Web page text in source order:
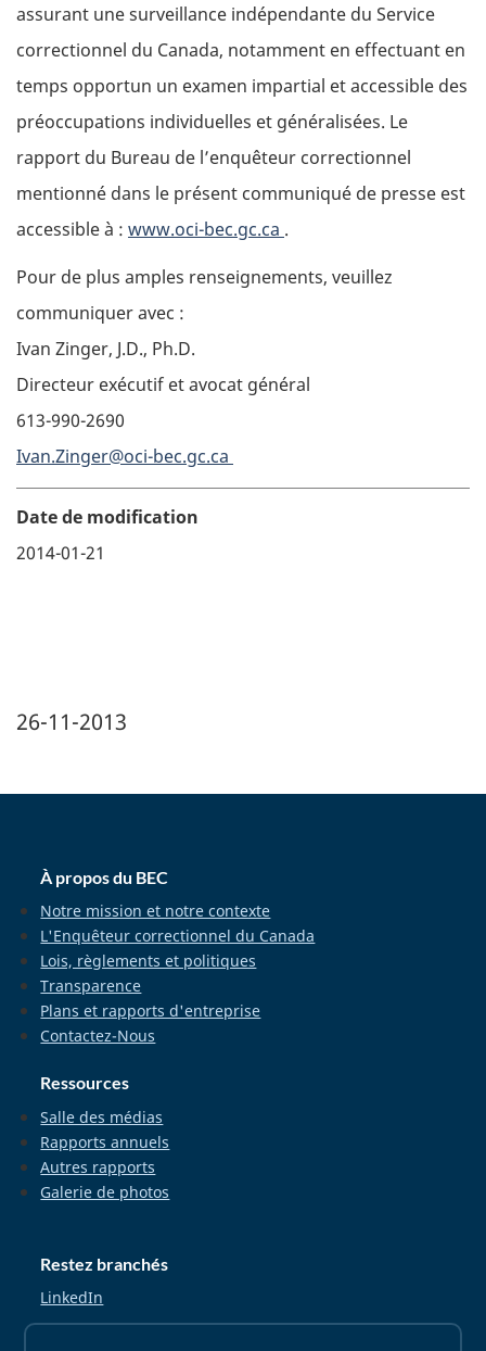
assurant une surveillance indépendante du Service
correctionnel du Canada, notamment en effectuant en
temps opportun un examen impartial et accessible des
préoccupations individuelles et généralisées. Le
rapport du Bureau de l’enquêteur correctionnel
mentionné dans le présent communiqué de presse est
accessible à : www.oci-bec.gc.ca .
Pour de plus amples renseignements, veuillez
communiquer avec :
Ivan Zinger, J.D., Ph.D.
Directeur exécutif et avocat général
613-990-2690
Ivan.Zinger@oci-bec.gc.ca
Date de modification
2014-01-21
Banner Image
26-11-2013
À propos du BEC
Notre mission et notre contexte
L'Enquêteur correctionnel du Canada
Lois, règlements et politiques
Transparence
Plans et rapports d'entreprise
Contactez-Nous
Ressources
Salle des médias
Rapports annuels
Autres rapports
Galerie de photos
Restez branchés
LinkedIn